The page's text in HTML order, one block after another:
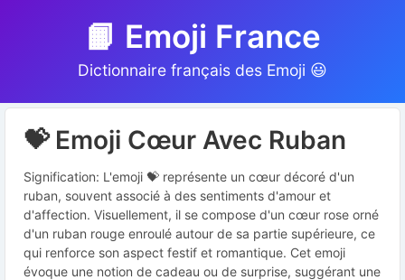
📙 Emoji France
Dictionnaire français des Emoji 😃
💝 Emoji Cœur Avec Ruban
Signification: L'emoji 💝 représente un cœur décoré d'un
ruban, souvent associé à des sentiments d'amour et
d'affection. Visuellement, il se compose d'un cœur rose orné
d'un ruban rouge enroulé autour de sa partie supérieure, ce
qui renforce son aspect festif et romantique. Cet emoji
évoque une notion de cadeau ou de surprise, suggérant une